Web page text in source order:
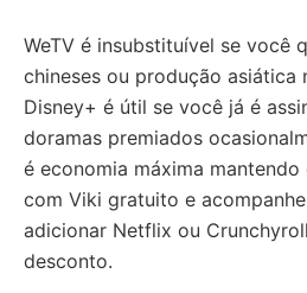
WeTV é insubstituível se você
chineses ou produção asiática
Disney+ é útil se você já é
doramas premiados
é economia máxima
com Viki gratuito e
adicionar Netflix ou
desconto.